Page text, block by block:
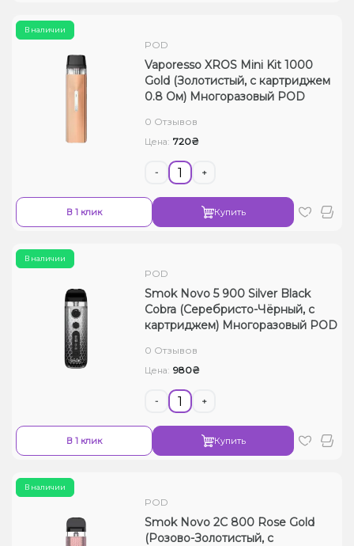
В наличии
POD
Vaporesso XROS Mini Kit 1000
Gold (Золотистый, с картриджем
0.8 Ом) Многоразовый POD
0 Отзывов
Цена: 720₴
- +
В 1 клик Купить
В наличии
POD
Smok Novo 5 900 Silver Black
Cobra (Серебристо-Чёрный, с
картриджем) Многоразовый POD
0 Отзывов
Цена: 980₴
- +
В 1 клик Купить
В наличии
POD
Smok Novo 2C 800 Rose Gold
(Розово-Золотистый, с